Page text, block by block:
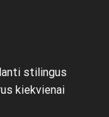
stilingus
kiekvienai